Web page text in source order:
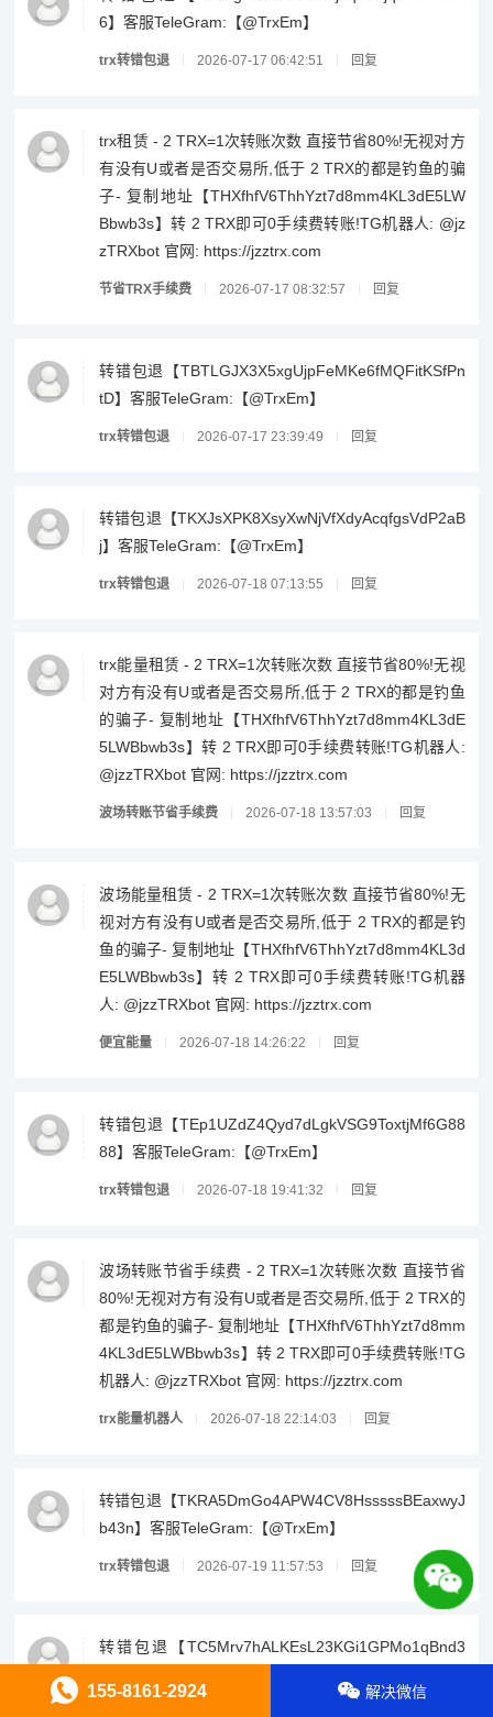
6】客服TeleGram:【@TrxEm】
trx转错包退 2026-07-17 06:42:51 回复
trx租赁 - 2 TRX=1次转账次数 直接节省80%!无视对方
有没有U或者是否交易所,低于 2 TRX的都是钓鱼的骗
子- 复制地址【THXfhfV6ThhYzt7d8mm4KL3dE5LW
Bbwb3s】转 2 TRX即可0手续费转账!TG机器人: @jz
zTRXbot 官网: https://jzztrx.com
节省TRX手续费 2026-07-17 08:32:57 回复
转错包退【TBTLGJX3X5xgUjpFeMKe6fMQFitKSfPn
tD】客服TeleGram:【@TrxEm】
trx转错包退 2026-07-17 23:39:49 回复
转错包退【TKXJsXPK8XsyXwNjVfXdyAcqfgsVdP2aB
j】客服TeleGram:【@TrxEm】
trx转错包退 2026-07-18 07:13:55 回复
trx能量租赁 - 2 TRX=1次转账次数 直接节省80%!无视
对方有没有U或者是否交易所,低于 2 TRX的都是钓鱼
的骗子- 复制地址【THXfhfV6ThhYzt7d8mm4KL3dE
5LWBbwb3s】转 2 TRX即可0手续费转账!TG机器人:
@jzzTRXbot 官网: https://jzztrx.com
波场转账节省手续费 2026-07-18 13:57:03 回复
波场能量租赁 - 2 TRX=1次转账次数 直接节省80%!无
视对方有没有U或者是否交易所,低于 2 TRX的都是钓
鱼的骗子- 复制地址【THXfhfV6ThhYzt7d8mm4KL3d
E5LWBbwb3s】转 2 TRX即可0手续费转账!TG机器
人: @jzzTRXbot 官网: https://jzztrx.com
便宜能量 2026-07-18 14:26:22 回复
转错包退【TEp1UZdZ4Qyd7dLgkVSG9ToxtjMf6G88
88】客服TeleGram:【@TrxEm】
trx转错包退 2026-07-18 19:41:32 回复
波场转账节省手续费 - 2 TRX=1次转账次数 直接节省
80%!无视对方有没有U或者是否交易所,低于 2 TRX的
都是钓鱼的骗子- 复制地址【THXfhfV6ThhYzt7d8mm
4KL3dE5LWBbwb3s】转 2 TRX即可0手续费转账!TG
机器人: @jzzTRXbot 官网: https://jzztrx.com
trx能量机器人 2026-07-18 22:14:03 回复
转错包退【TKRA5DmGo4APW4CV8HsssssBEaxwyJ
b43n】客服TeleGram:【@TrxEm】
trx转错包退 2026-07-19 11:57:53 回复
转错包退【TC5Mrv7hALKEsL23KGi1GPMo1qBnd3
155-8161-2924 解决微信